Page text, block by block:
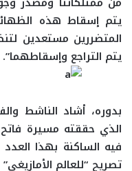
يتم إسقاط هذه
المتضررين مستعدين
يتم التراجع وإسقاطهما”.
بدوره، أشاد الناشط
الذي حققته مسيرة فاتح
فيه الساكنة بهذا
تصريح “للعالم